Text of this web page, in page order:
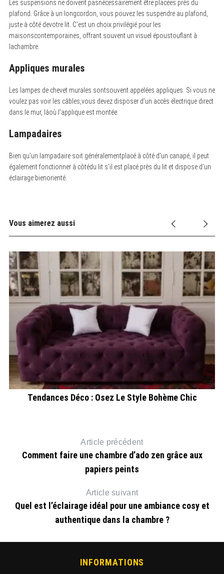
Les suspensions ne doivent pasnécessairement être placées près du
plafond. Grâce à un longcordon, vous pouvez les suspendre au plafond,
juste à côté devotre lit. C’est un choix privilégié pour les
maisonscontemporaines, offrant souvent un visuel époustouflant à
lachambre.
Appliques murales
Les lampes de chevet murales sontsouvent appelées appliques. Si vous ne
voulez pas voir les câbles,vous devez disposer d’un accès électrique direct
dans le mur, làoù l’applique est montée.
Lampadaires
Bien qu’un lampadaire soit généralementplacé à côté d’un canapé, il peut
également fonctionner à côtédu lit s’il est placé près du lit et dispose d’un
éclairage bienorienté.
Vous aimerez aussi
Tendances Déco : Osez Le Style Bohème Chic
Article précédent
Comment faire une chambre d’ado zen grâce aux
papiers peints
Article suivant
Quel est l’éclairage idéal pour une ambiance cosy et
authentique dans la chambre ?
INFORMATIONS